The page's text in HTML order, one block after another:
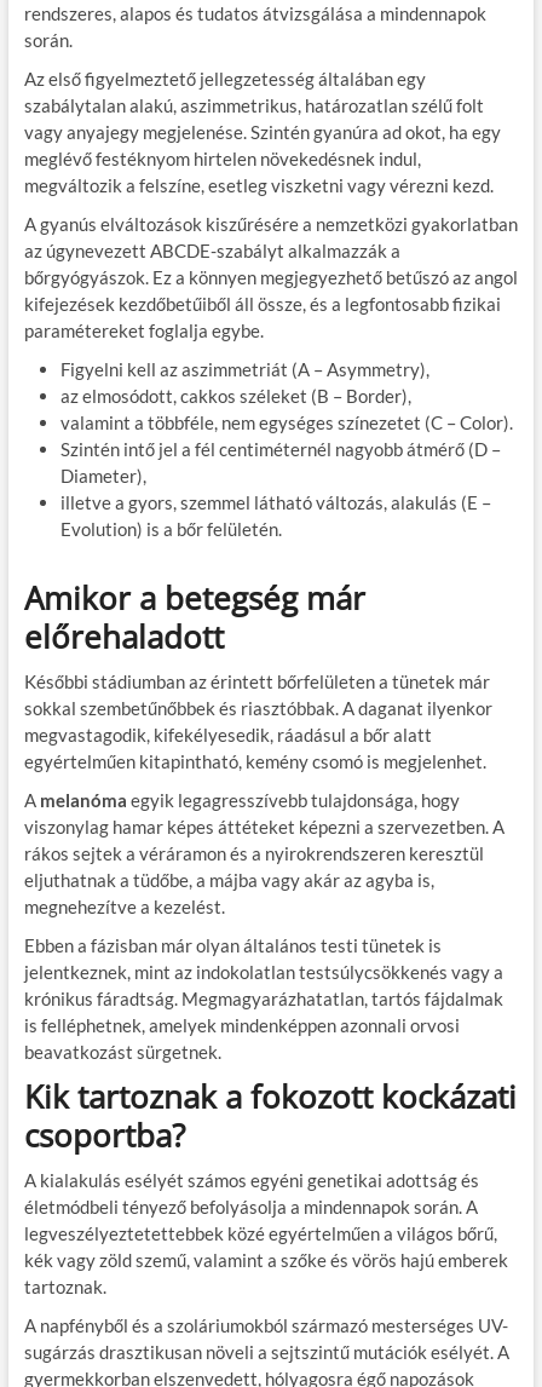
rendszeres, alapos és tudatos átvizsgálása a mindennapok
során.
Az első figyelmeztető jellegzetesség általában egy
szabálytalan alakú, aszimmetrikus, határozatlan szélű folt
vagy anyajegy megjelenése. Szintén gyanúra ad okot, ha egy
meglévő festéknyom hirtelen növekedésnek indul,
megváltozik a felszíne, esetleg viszketni vagy vérezni kezd.
A gyanús elváltozások kiszűrésére a nemzetközi gyakorlatban
az úgynevezett ABCDE-szabályt alkalmazzák a
bőrgyógyászok. Ez a könnyen megjegyezhető betűszó az angol
kifejezések kezdőbetűiből áll össze, és a legfontosabb fizikai
paramétereket foglalja egybe.
Figyelni kell az aszimmetriát (A – Asymmetry),
az elmosódott, cakkos széleket (B – Border),
valamint a többféle, nem egységes színezetet (C – Color).
Szintén intő jel a fél centiméternél nagyobb átmérő (D –
Diameter),
illetve a gyors, szemmel látható változás, alakulás (E –
Evolution) is a bőr felületén.
Amikor a betegség már
előrehaladott
Későbbi stádiumban az érintett bőrfelületen a tünetek már
sokkal szembetűnőbbek és riasztóbbak. A daganat ilyenkor
megvastagodik, kifekélyesedik, ráadásul a bőr alatt
egyértelműen kitapintható, kemény csomó is megjelenhet.
A melanóma egyik legagresszívebb tulajdonsága, hogy
viszonylag hamar képes áttéteket képezni a szervezetben. A
rákos sejtek a véráramon és a nyirokrendszeren keresztül
eljuthatnak a tüdőbe, a májba vagy akár az agyba is,
megnehezítve a kezelést.
Ebben a fázisban már olyan általános testi tünetek is
jelentkeznek, mint az indokolatlan testsúlycsökkenés vagy a
krónikus fáradtság. Megmagyarázhatatlan, tartós fájdalmak
is felléphetnek, amelyek mindenképpen azonnali orvosi
beavatkozást sürgetnek.
Kik tartoznak a fokozott kockázati
csoportba?
A kialakulás esélyét számos egyéni genetikai adottság és
életmódbeli tényező befolyásolja a mindennapok során. A
legveszélyeztetettebbek közé egyértelműen a világos bőrű,
kék vagy zöld szemű, valamint a szőke és vörös hajú emberek
tartoznak.
A napfényből és a szoláriumokból származó mesterséges UV-
sugárzás drasztikusan növeli a sejtszintű mutációk esélyét. A
gyermekkorban elszenvedett, hólyagosra égő napozások